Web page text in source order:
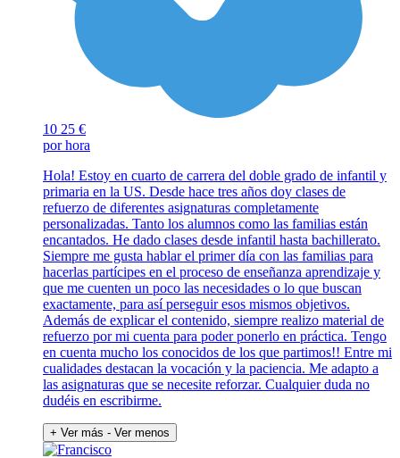
10 25 €
por hora
Hola! Estoy en cuarto de carrera del doble grado de infantil y
primaria en la US. Desde hace tres años doy clases de
refuerzo de diferentes asignaturas completamente
personalizadas. Tanto los alumnos como las familias están
encantados. He dado clases desde infantil hasta bachillerato.
Siempre me gusta hablar el primer día con las familias para
hacerlas partícipes en el proceso de enseñanza aprendizaje y
que me cuenten un poco las necesidades o lo que buscan
exactamente, para así perseguir esos mismos objetivos.
Además de explicar el contenido, siempre realizo material de
refuerzo por mi cuenta para poder ponerlo en práctica. Tengo
en cuenta mucho los conocidos de los que partimos!! Entre mi
cualidades destacan la vocación y la paciencia. Me adapto a
las asignaturas que se necesite reforzar. Cualquier duda no
dudéis en escribirme.
+ Ver más - Ver menos